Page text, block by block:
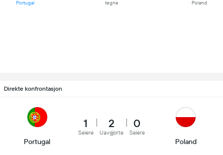
Portugal tegne Poland
Direkte konfrontasjon
Portugal
1
Seiere
2
Uavgjorte
0
Seiere
Poland